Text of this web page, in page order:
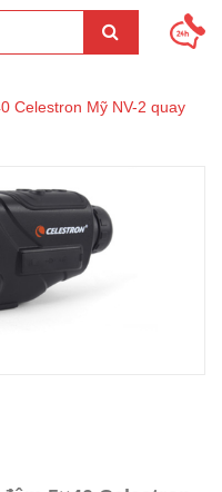
Celestron Mỹ NV-2 quay